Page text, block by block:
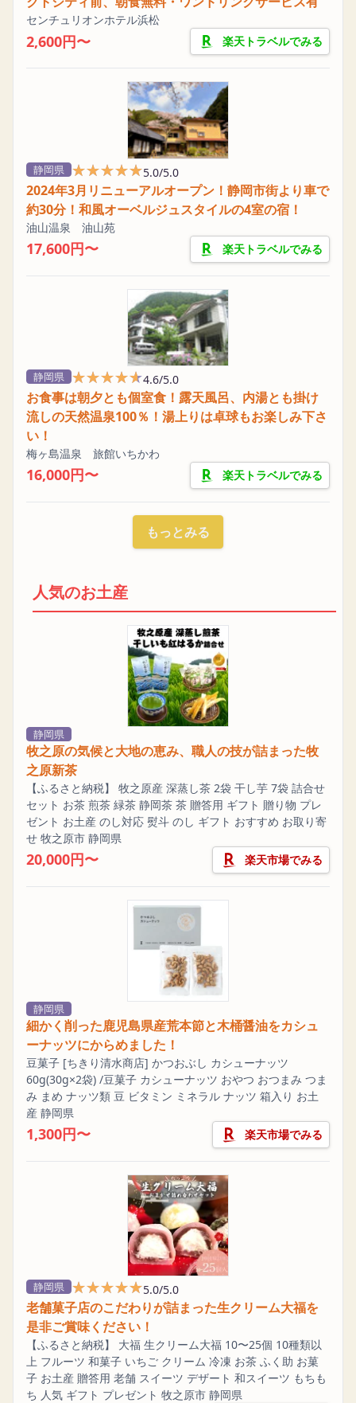
センチュリオンホテル浜松
2,600円〜 楽天トラベルでみる
静岡県 ★★★★★
★★★★★5.0/5.0
2024年3月リニューアルオープン！静岡市街より車で
約30分！和風オーベルジュスタイルの4室の宿！
油山温泉 油山苑
17,600円〜 楽天トラベルでみる
静岡県 ★★★★★
★★★★★4.6/5.0
お食事は朝夕とも個室食！露天風呂、内湯とも掛け
流しの天然温泉100％！湯上りは卓球もお楽しみ下さ
い！
梅ヶ島温泉 旅館いちかわ
16,000円〜 楽天トラベルでみる
もっとみる
人気のお土産
静岡県
牧之原の気候と大地の恵み、職人の技が詰まった牧
之原新茶
【ふるさと納税】 牧之原産 深蒸し茶 2袋 干し芋 7袋 詰合せ
セット お茶 煎茶 緑茶 静岡茶 茶 贈答用 ギフト 贈り物 プレ
ゼント お土産 のし対応 熨斗 のし ギフト おすすめ お取り寄
せ 牧之原市 静岡県
20,000円〜 楽天市場でみる
静岡県
細かく削った鹿児島県産荒本節と木桶醤油をカシュ
ーナッツにからめました！
豆菓子 [ちきり清水商店] かつおぶし カシューナッツ
60g(30g×2袋) /豆菓子 カシューナッツ おやつ おつまみ つま
み まめ ナッツ類 豆 ビタミン ミネラル ナッツ 箱入り お土
産 静岡県
1,300円〜 楽天市場でみる
静岡県 ★★★★★
★★★★★5.0/5.0
老舗菓子店のこだわりが詰まった生クリーム大福を
是非ご賞味ください！
【ふるさと納税】 大福 生クリーム大福 10〜25個 10種類以
上 フルーツ 和菓子 いちご クリーム 冷凍 お茶 ふく助 お菓
子 お土産 贈答用 老舗 スイーツ デザート 和スイーツ もちも
ち 人気 ギフト プレゼント 牧之原市 静岡県